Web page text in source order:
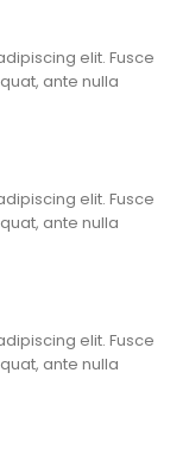
elit. Fusce
ante nulla
elit. Fusce
ante nulla
elit. Fusce
ante nulla